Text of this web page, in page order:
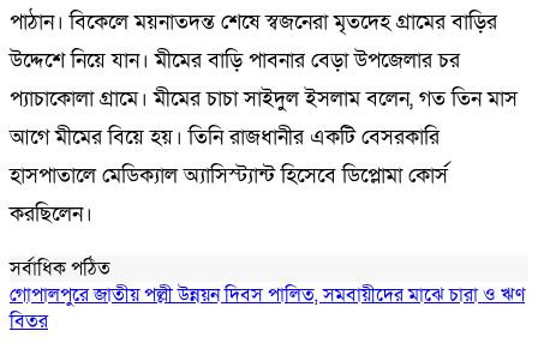
পাঠান। বিকেলে ময়নাতদন্ত শেষে স্বজনেরা মৃতদেহ গ্রামের বাড়ির
উদ্দেশে নিয়ে যান। মীমের বাড়ি পাবনার বেড়া উপজেলার চর
প্যাচাকোলা গ্রামে। মীমের চাচা সাইদুল ইসলাম বলেন, গত তিন মাস
আগে মীমের বিয়ে হয়। তিনি রাজধানীর একটি বেসরকারি
হাসপাতালে মেডিক্যাল অ্যাসিস্ট্যান্ট হিসেবে ডিপ্লোমা কোর্স
করছিলেন।
সর্বাধিক পঠিত
গোপালপুরে জাতীয় পল্লী উন্নয়ন দিবস পালিত, সমবায়ীদের মাঝে চারা ও ঋণ
বিতর